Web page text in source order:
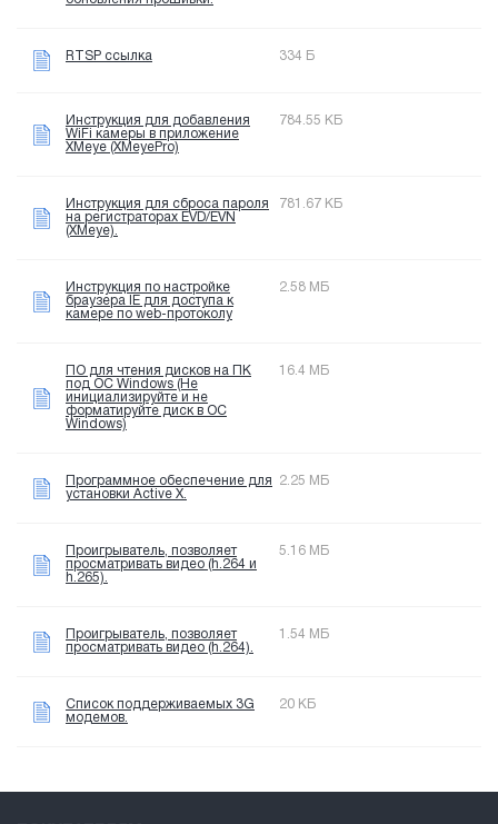
RTSP ссылка 334 Б
Инструкция для добавления
WiFi камеры в приложение
XMeye (XMeyePro)
784.55 КБ
Инструкция для сброса пароля
на регистраторах EVD/EVN
(XMeye).
781.67 КБ
Инструкция по настройке
браузера IE для доступа к
камере по web-протоколу
2.58 МБ
ПО для чтения дисков на ПК
под OC Windows (Не
инициализируйте и не
форматируйте диск в OC
Windows)
16.4 МБ
Программное обеспечение для
установки Active X.
2.25 МБ
Проигрыватель, позволяет
просматривать видео (h.264 и
h.265).
5.16 МБ
Проигрыватель, позволяет
просматривать видео (h.264).
1.54 МБ
Список поддерживаемых 3G
модемов.
20 КБ